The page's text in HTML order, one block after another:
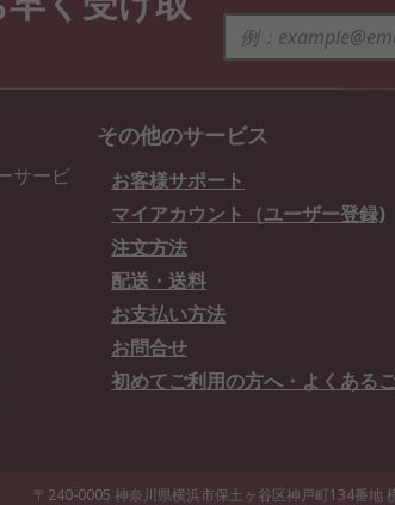
サービ
その他のサービス
お客様サポート
マイアカウント（ユーザー登録)
注文方法
配送・送料
お支払い方法
お問合せ
初めてご利用の方へ・よくある
〒240-0005 神奈川県横浜市保土ヶ谷区神戸町134番地